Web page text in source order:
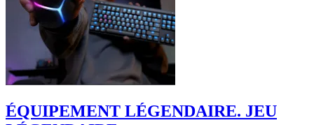
ÉQUIPEMENT LÉGENDAIRE. JEU